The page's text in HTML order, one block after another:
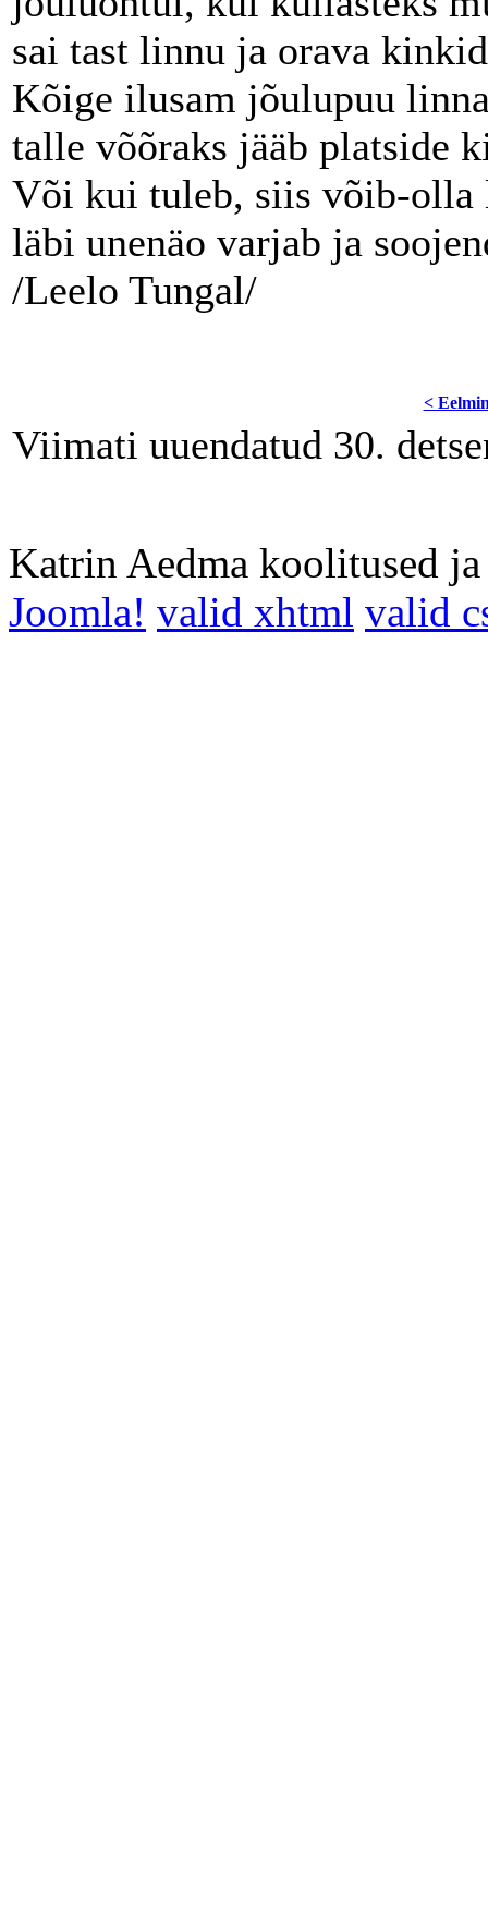
sai tast linnu ja orava
Kõige ilusam jõulupuu
talle võõraks jääb platside
Või kui tuleb, siis võib-olla
läbi unenäo varjab ja
/Leelo Tungal/
<
Viimati uuendatud 30.
Katrin Aedma koolitused
Joomla! valid xhtml valid